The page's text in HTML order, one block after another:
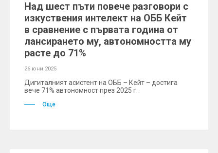
Над шест пъти повече разговори с
изкуствения интелект на ОББ Кейт
в сравнение с първата година от
лансирането му, автономността му
расте до 71%
26 юни 2025
Дигиталният асистент на ОББ – Кейт – достига
вече 71% автономност през 2025 г.
Още